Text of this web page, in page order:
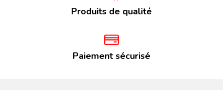
Produits de qualité
Paiement sécurisé